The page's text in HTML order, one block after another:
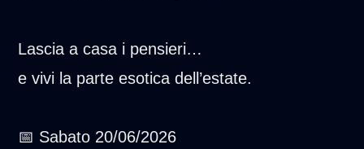
Lascia a casa i pensieri…
e vivi la parte esotica dell’estate.
📅 Sabato 20/06/2026